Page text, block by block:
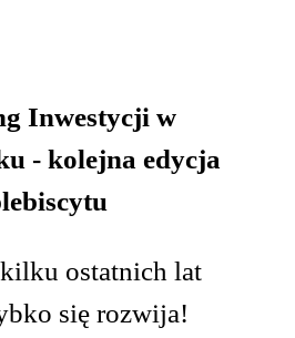
Inwestycji w
- kolejna edycja
ostatnich lat
się rozwija!